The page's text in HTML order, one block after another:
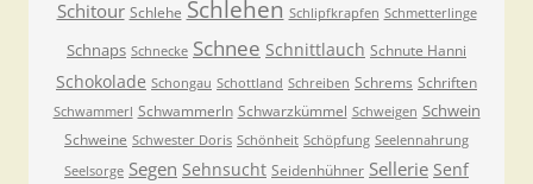
Schitour Schlehe Schlehen Schlipfkrapfen Schmetterlinge
Schnaps Schnecke Schnee Schnittlauch Schnute Hanni
Schokolade Schongau Schottland Schreiben Schrems Schriften
Schwammerl Schwammerln Schwarzkümmel Schweigen Schwein
Schweine Schwester Doris Schönheit Schöpfung Seelennahrung
Seelsorge Segen Sehnsucht Seidenhühner Sellerie Senf